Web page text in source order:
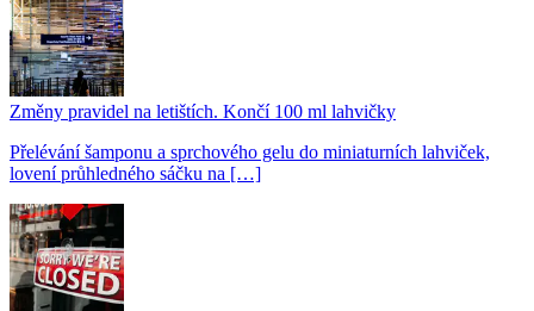
Změny pravidel na letištích. Končí 100 ml lahvičky
Přelévání šamponu a sprchového gelu do miniaturních lahviček,
lovení průhledného sáčku na […]